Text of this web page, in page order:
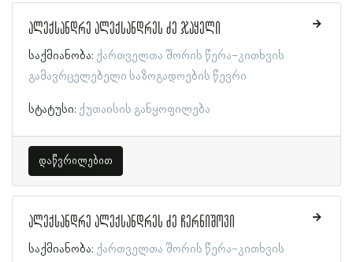
ალექსანდრე ალექსანდრეს ძე ჯაყელი
საქმიანობა: ქართველთა შორის წერა-კითხვის
გამავრცელებელი საზოგადოების წევრი
სტატუსი: ქუთაისის განყოფილება
დაწვრილებით
ალექსანდრე ალექსანდრეს ძე ჩერნიშოვი
საქმიანობა: ქართველთა შორის წერა-კითხვის